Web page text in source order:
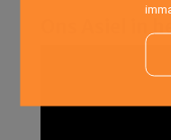
Ons Asiel in